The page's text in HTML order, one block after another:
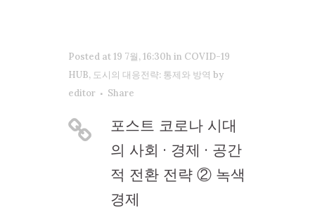
Posted at 19 7월, 16:30h in COVID-19
HUB, 도시의 대응전략: 통제와 방역 by
editor
Share
포스트 코로나 시대
의 사회 · 경제 · 공간
적 전환 전략 ② 녹색
경제